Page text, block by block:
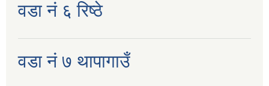
वडा नं ६ रिष्ठे
वडा नं ७ थापागाउँ